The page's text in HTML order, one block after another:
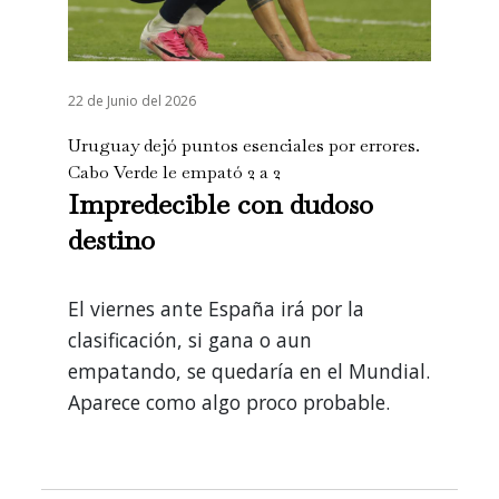
22 de Junio del 2026
Uruguay dejó puntos esenciales por errores.
Cabo Verde le empató 2 a 2
Impredecible con dudoso
destino
El viernes ante España irá por la
clasificación, si gana o aun
empatando, se quedaría en el Mundial.
Aparece como algo proco probable.